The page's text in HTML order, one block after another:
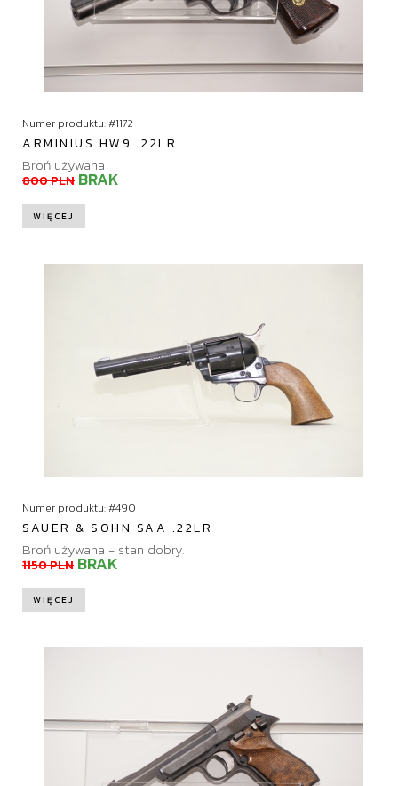
Numer produktu: #1172
ARMINIUS HW9 .22LR
Broń używana
800 PLN BRAK
WIĘCEJ
Numer produktu: #490
SAUER & SOHN SAA .22LR
Broń używana - stan dobry.
1150 PLN BRAK
WIĘCEJ